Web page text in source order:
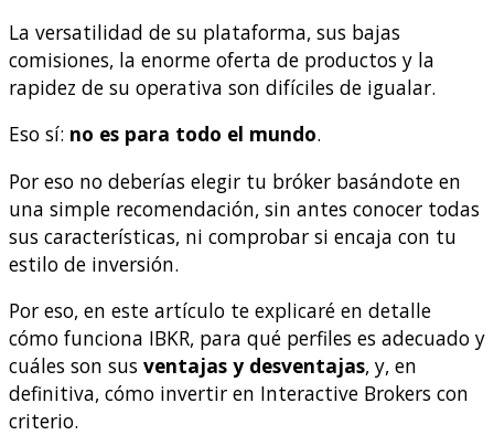
La versatilidad de su plataforma, sus bajas
comisiones, la enorme oferta de productos y la
rapidez de su operativa son difíciles de igualar.
Eso sí: no es para todo el mundo.
Por eso no deberías elegir tu bróker basándote en
una simple recomendación, sin antes conocer todas
sus características, ni comprobar si encaja con tu
estilo de inversión.
Por eso, en este artículo te explicaré en detalle
cómo funciona IBKR, para qué perfiles es adecuado y
cuáles son sus ventajas y desventajas, y, en
definitiva, cómo invertir en Interactive Brokers con
criterio.